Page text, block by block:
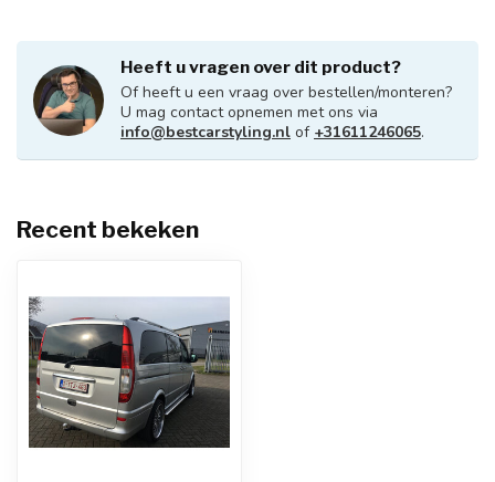
Heeft u vragen over dit product?
Of heeft u een vraag over bestellen/monteren?
U mag contact opnemen met ons via
info@bestcarstyling.nl of +31611246065.
Recent bekeken